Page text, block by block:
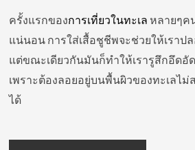
ครั้งแรกของการเที่ยวในทะเล หลายๆค
แน่นอน การใส่เสื้อชูชีพจะช่วยให้เราป
แต่ขณะเดียวกันมันก็ทำให้เรารูสึกอึดอั
เพราะต้องลอยอยู่บนพื้นผิวของทะเลไม่
ได้